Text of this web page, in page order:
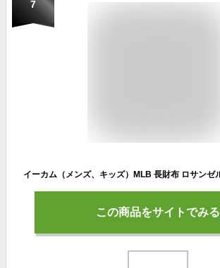
7
この商品をサイトでみる